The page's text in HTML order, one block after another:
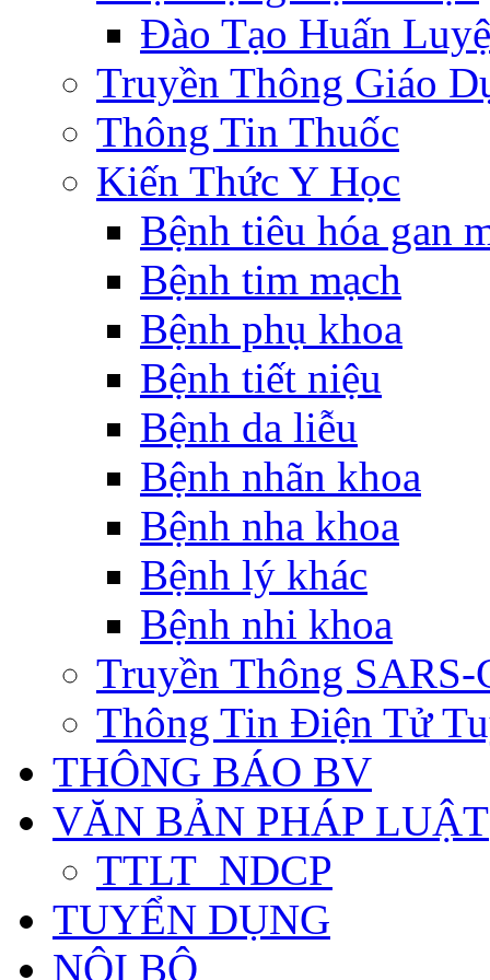
Đào Tạo Huấn
Truyền Thông Giáo
Thông Tin Thuốc
Kiến Thức Y Học
Bệnh tiêu hóa gan
Bệnh tim mạch
Bệnh phụ khoa
Bệnh tiết niệu
Bệnh da liễu
Bệnh nhãn khoa
Bệnh nha khoa
Bệnh lý khác
Bệnh nhi khoa
Truyền Thông SARS-
Thông Tin Điện Tử
THÔNG BÁO BV
VĂN BẢN PHÁP LUẬT
TTLT_NDCP
TUYỂN DỤNG
NỘI BỘ